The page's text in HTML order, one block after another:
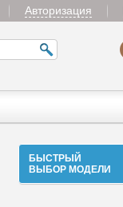
Авторизация
БЫСТРЫЙ
ВЫБОР МОДЕЛИ